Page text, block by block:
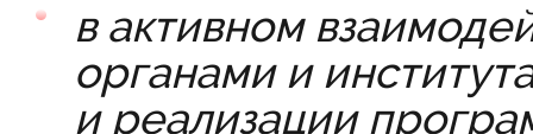
в активном
органами и
и реализации